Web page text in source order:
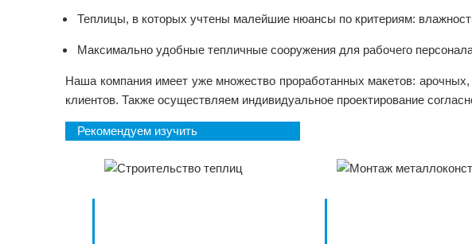
Теплицы, в которых учтены малейшие нюансы по критериям:
Максимально удобные тепличные сооружения для рабочего
Наша компания имеет уже множество проработанных макетов:
клиентов. Также осуществляем индивидуальное проектирование
Рекомендуем изучить